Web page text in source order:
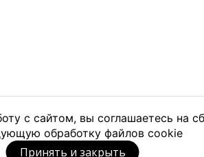
с сайтом, вы соглашаетесь на
обработку файлов cookie
Принять и закрыть